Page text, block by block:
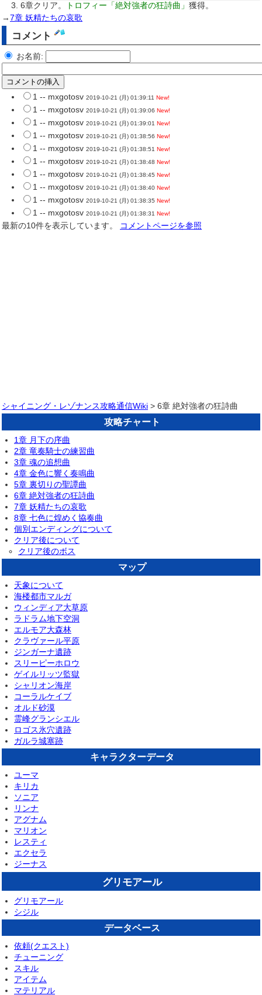
6章クリア。
トロフィー「絶対強者の狂詩曲」 獲得。
→7章 妖精たちの哀歌
コメント
お名前:
1 -- mxgotosv 2019-10-21 (月) 01:39:11 New!
1 -- mxgotosv 2019-10-21 (月) 01:39:06 New!
1 -- mxgotosv 2019-10-21 (月) 01:39:01 New!
1 -- mxgotosv 2019-10-21 (月) 01:38:56 New!
1 -- mxgotosv 2019-10-21 (月) 01:38:51 New!
1 -- mxgotosv 2019-10-21 (月) 01:38:48 New!
1 -- mxgotosv 2019-10-21 (月) 01:38:45 New!
1 -- mxgotosv 2019-10-21 (月) 01:38:40 New!
1 -- mxgotosv 2019-10-21 (月) 01:38:35 New!
1 -- mxgotosv 2019-10-21 (月) 01:38:31 New!
最新の10件を表示しています。 コメントページを参照
シャイニング・レゾナンス攻略通信Wiki > 6章 絶対強者の狂詩曲
攻略チャート
1章 月下の序曲
2章 竜奏騎士の練習曲
3章 魂の追想曲
4章 金色に響く奏鳴曲
5章 裏切りの聖譚曲
6章 絶対強者の狂詩曲
7章 妖精たちの哀歌
8章 七色に煌めく協奏曲
個別エンディングについて
クリア後について
クリア後のボス
マップ
天象について
海楼都市マルガ
ウィンディア大草原
ラドラム地下空洞
エルモア大森林
クラヴァール平原
ジンガーナ遺跡
スリーピーホロウ
ゲイルリッツ監獄
シャリオン海岸
コーラルケイブ
オルド砂漠
霊峰グランシエル
ロゴス氷穴遺跡
ガルラ城塞跡
キャラクターデータ
ユーマ
キリカ
ソニア
リンナ
アグナム
マリオン
レスティ
エクセラ
ジーナス
グリモアール
グリモアール
シジル
データベース
依頼(クエスト)
チューニング
スキル
アイテム
マテリアル